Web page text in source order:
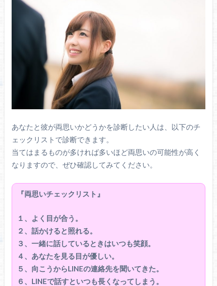
あなたと彼が両思いかどうかを診断したい人は、以下のチ
ェックリストで診断できます。
当てはまるものが多ければ多いほど両思いの可能性が高く
なりますので、ぜひ確認してみてください。
『両思いチェックリスト』
１、よく目が合う。
２、話かけると照れる。
３、一緒に話しているときはいつも笑顔。
４、あなたを見る目が優しい。
５、向こうからLINEの連絡先を聞いてきた。
６、LINEで話すといつも長くなってしまう。